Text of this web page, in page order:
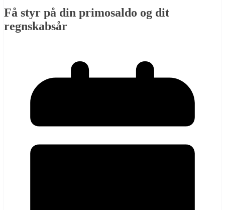
Få styr på din primosaldo og dit
regnskabsår